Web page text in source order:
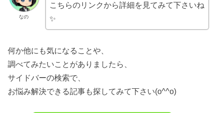
なの
こちらのリンクから詳細を見てみて下さいね
✨
何か他にも気になることや、
調べてみたいことがありましたら、
サイドバーの検索で、
お悩み解決できる記事も探してみて下さい(o^^o)